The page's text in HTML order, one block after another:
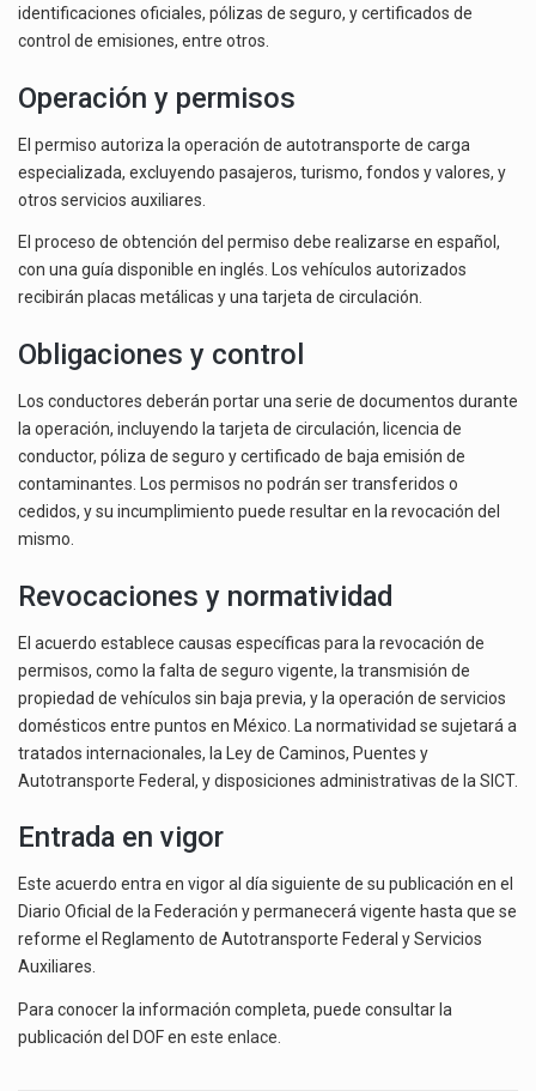
identificaciones oficiales, pólizas de seguro, y certificados de
control de emisiones, entre otros.
Operación y permisos
El permiso autoriza la operación de autotransporte de carga
especializada, excluyendo pasajeros, turismo, fondos y valores, y
otros servicios auxiliares.
El proceso de obtención del permiso debe realizarse en español,
con una guía disponible en inglés. Los vehículos autorizados
recibirán placas metálicas y una tarjeta de circulación.
Obligaciones y control
Los conductores deberán portar una serie de documentos durante
la operación, incluyendo la tarjeta de circulación, licencia de
conductor, póliza de seguro y certificado de baja emisión de
contaminantes. Los permisos no podrán ser transferidos o
cedidos, y su incumplimiento puede resultar en la revocación del
mismo.
Revocaciones y normatividad
El acuerdo establece causas específicas para la revocación de
permisos, como la falta de seguro vigente, la transmisión de
propiedad de vehículos sin baja previa, y la operación de servicios
domésticos entre puntos en México. La normatividad se sujetará a
tratados internacionales, la Ley de Caminos, Puentes y
Autotransporte Federal, y disposiciones administrativas de la SICT.
Entrada en vigor
Este acuerdo entra en vigor al día siguiente de su publicación en el
Diario Oficial de la Federación y permanecerá vigente hasta que se
reforme el Reglamento de Autotransporte Federal y Servicios
Auxiliares.
Para conocer la información completa, puede consultar la
publicación del DOF en este enlace.